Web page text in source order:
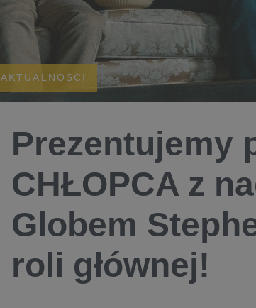
AKTUALNOŚCI
Prezentujemy
CHŁOPCA z
Globem
roli głównej!